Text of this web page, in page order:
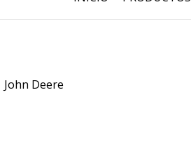
John Deere